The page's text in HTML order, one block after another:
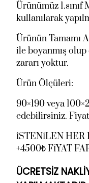
Ürünümüz 1.sınıf
kullanılarak
Ürünün Tamamı
ile boyanmış olup
zararı yoktur.
Ürün Ölçüleri:
90×190 veya
edebilirsiniz.
İSTENİLEN HER
+4500₺ FİYAT
ÜCRETSİZ